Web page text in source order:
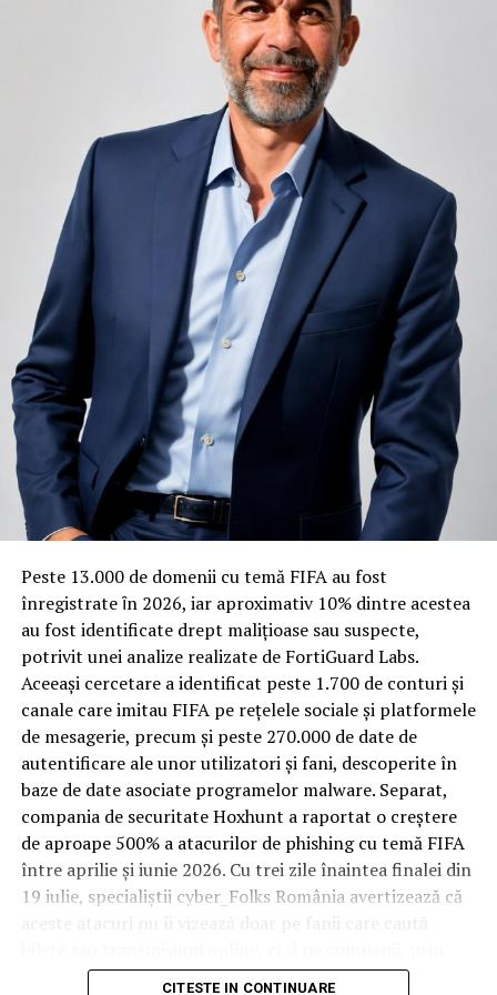
Zgomotul pașilor din camera de sus sau din coridorul
adiacent rămâne una dintre cele mai frecvente
nemulțumiri semnalate de oaspeți în recenziile online,
chiar și la unități altfel apreciate pentru servicii și
locație. De multe ori, oaspeții nu identifică pardoseala
drept sursa reală a problemei, ci descriu simplu senzația
de spațiu zgomotos sau agitat.
Pardoseala joacă un rol important în absorbția acestor
sunete, mai ales în zonele de trecere frecventă dintre
cameră și baie sau dintre pat și fereastră. Un material cu
proprietăți fonoabsorbante bune reduce transmiterea
zgomotului către camerele vecine și către etajele
inferioare, un aspect esențial mai ales în clădirile mai
vechi, cu structuri care nu au fost proiectate inițial
pentru izolare fonică performantă.
Rotația rapidă a oaspeților cere
materiale rezistente
Spre diferență de o locuință obișnuită, o cameră de hotel
trece printr-un ciclu de utilizare intensă: oaspeți diferiți,
bagaje trase pe roți, curățenie zilnică, uneori mai multe
rezervări consecutive în aceeași săptămână. Această
frecvență ridicată de utilizare pune presiune reală pe
orice suprafață, iar pardoseala este printre primele
elemente afectate vizibil, mai ales în zona din jurul
patului și a ușii de acces.
În etapa de renovare sau construcție, administratorii
care iau în calcul mocheta trafic intenspentru zonele
cu rotație mare reduc riscul de uzură prematură și de
decolorare vizibilă în punctele de trecere frecventă. Este
o decizie care ține mai puțin de stil și mai mult de
după primele sezoane de utilizare intensă.
Peste 13.000 de domenii cu temă FIFA au fost
înregistrate ȋn 2026, iar aproximativ 10% dintre acestea
au fost identificate drept malițioase sau suspecte,
potrivit unei analize realizate de FortiGuard Labs.
Aceeași cercetare a identificat peste 1.700 de conturi și
canale care imitau FIFA pe rețelele sociale și platformele
de mesagerie, precum și peste 270.000 de date de
autentificare ale unor utilizatori și fani, descoperite în
baze de date asociate programelor malware. Separat,
compania de securitate Hoxhunt a raportat o creștere
de aproape 500% a atacurilor de phishing cu temă FIFA
între aprilie și iunie 2026. Cu trei zile înaintea finalei din
19 iulie, specialiștii cyber_Folks România avertizează că
conturile, dispozitivele și infrastructura digitală
CITESTE IN CONTINUARE